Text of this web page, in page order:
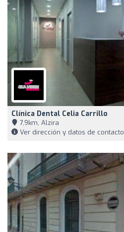
Clínica Dental Celia Carrillo
7,9km, Alzira
Ver dirección y datos de contacto